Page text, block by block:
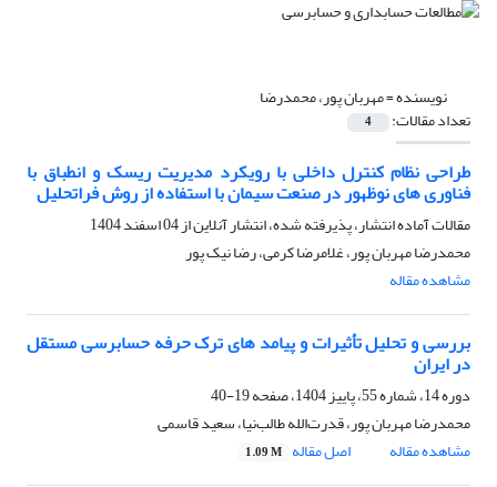
نویسنده =مهربان پور، محمدرضا
تعداد مقالات: 4
طراحی نظام کنترل داخلی با رویکرد مدیریت ریسک و انطباق با
فناوری های نوظهور در صنعت سیمان با استفاده از روش فراتحلیل
مقالات آماده انتشار، پذیرفته شده، انتشار آنلاین از04 اسفند 1404
محمدرضا مهربان پور، غلامرضا کرمی، رضا نیک پور
مشاهده مقاله
بررسی و تحلیل تأثیرات و پیامد های ترک حرفه حسابرسی مستقل
در ایران
دوره 14، شماره 55، پاییز 1404، صفحه
19-40
محمدرضا مهربان پور، قدرت‌الله طالب‌نیا، سعید قاسمی
مشاهده مقاله
اصل مقاله 1.09 M